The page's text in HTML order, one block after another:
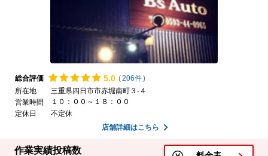
総合評価 5.0 (206件)
所在地
三重県四日市市赤堀南町３-４
営業時間
１０：００～１８：００
定休日
不定休
店舗詳細はこちら
作業実績投稿数